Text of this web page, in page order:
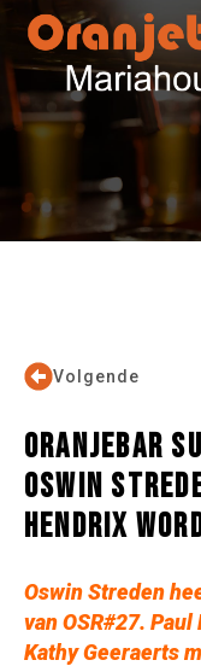
Volgende
ORANJEBAR
OSWIN
HENDRIX
Oswin Streden
van OSR#27.
Kathy Geeraerts